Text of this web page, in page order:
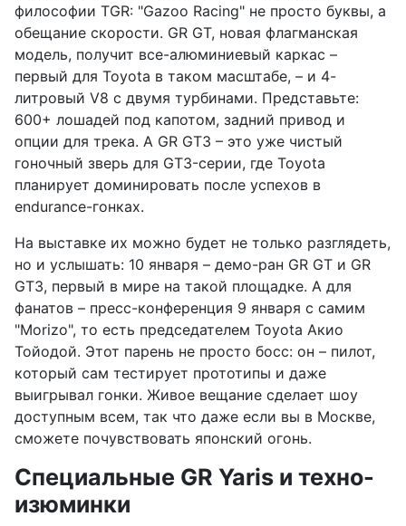
философии TGR: "Gazoo Racing" не просто буквы, а
обещание скорости. GR GT, новая флагманская
модель, получит все-алюминиевый каркас –
первый для Toyota в таком масштабе, – и 4-
литровый V8 с двумя турбинами. Представьте:
600+ лошадей под капотом, задний привод и
опции для трека. А GR GT3 – это уже чистый
гоночный зверь для GT3-серии, где Toyota
планирует доминировать после успехов в
endurance-гонках.
На выставке их можно будет не только разглядеть,
но и услышать: 10 января – демо-ран GR GT и GR
GT3, первый в мире на такой площадке. А для
фанатов – пресс-конференция 9 января с самим
"Morizo", то есть председателем Toyota Акио
Тойодой. Этот парень не просто босс: он – пилот,
который сам тестирует прототипы и даже
выигрывал гонки. Живое вещание сделает шоу
доступным всем, так что даже если вы в Москве,
сможете почувствовать японский огонь.
Специальные GR Yaris и техно-
изюминки